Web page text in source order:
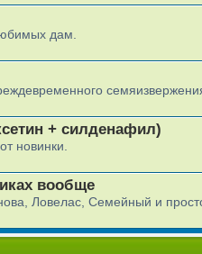
дам.
+ силденафил)
новинки.
вообще
Ловелас, Семейный и